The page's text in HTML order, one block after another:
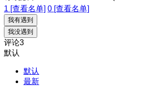
1 [查看名单] 0 [查看名单]
我有遇到
我没遇到
评论3
默认
默认
最新